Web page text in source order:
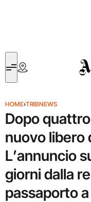
HOME›TRIBNEWS
Dopo
nuovo libero
L’annuncio
giorni dalla
passaporto